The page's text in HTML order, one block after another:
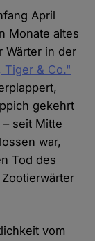
April
Monate altes
Wärter in der
Tiger & Co."
gekehrt
seit Mitte
war,
Tod des
vom